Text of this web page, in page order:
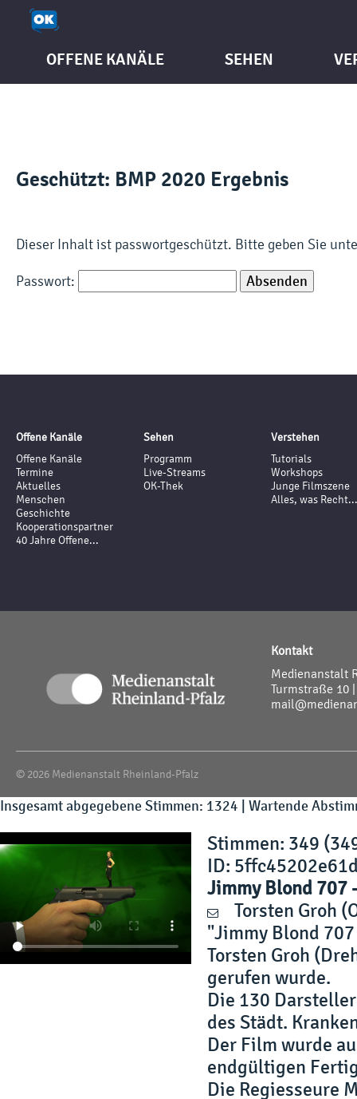
OFFENE KANÄLE SEHEN
Geschützt: BMP 2020 Ergebnis
Dieser Inhalt ist passwortgeschützt. Bitte geben Sie
Passwort:
Offene Kanäle
Offene Kanäle
Termine
Aktuelles
Menschen
Geschichte
Kooperationspartner
40 Jahre Offene...
Sehen
Programm
Live-Streams
OK-Thek
Verstehen
Tutorials
Workshops
Junge Filmszene
Alles, was Recht...
Kontakt
Medienanstalt
Turmstraße 10
© 2026 Medienanstalt Rheinland-Pfalz
Insgesamt abgegebene Stimmen: 1324 | Wartende
Stimmen: 349
ID:
Jimmy Blond 707
Torsten Groh
"Jimmy Blond
Torsten Groh
gerufen wurde.
Die 130
des Städt.
Der Film wurde
endgültigen
Die Regiesseure